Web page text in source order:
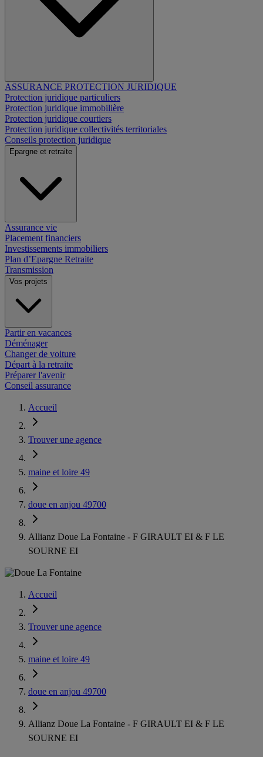
ASSURANCE PROTECTION JURIDIQUE
Protection juridique particuliers
Protection juridique immobilière
Protection juridique courtiers
Protection juridique collectivités territoriales
Conseils protection juridique
Epargne et retraite
Assurance vie
Placement financiers
Investissements immobiliers
Plan d’Epargne Retraite
Transmission
Vos projets
Partir en vacances
Déménager
Changer de voiture
Départ à la retraite
Préparer l'avenir
Conseil assurance
Accueil
Trouver une agence
maine et loire 49
doue en anjou 49700
Allianz Doue La Fontaine - F GIRAULT EI & F LE
SOURNE EI
Accueil
Trouver une agence
maine et loire 49
doue en anjou 49700
Allianz Doue La Fontaine - F GIRAULT EI & F LE
SOURNE EI